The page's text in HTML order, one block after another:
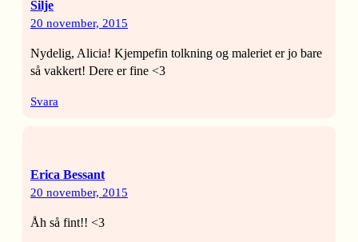
Silje
20 november, 2015
Nydelig, Alicia! Kjempefin tolkning og maleriet er jo bare
så vakkert! Dere er fine <3
Svara
Erica Bessant
20 november, 2015
Åh så fint!! <3